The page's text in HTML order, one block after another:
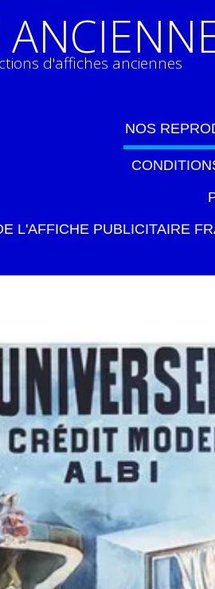
d'affiches anciennes
NOS
L'AFFICHE PUBLICITAIRE